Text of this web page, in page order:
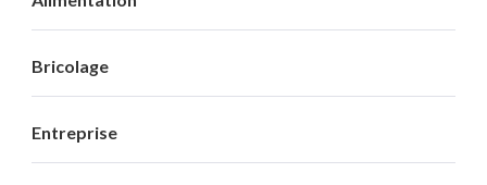
Bricolage
Entreprise